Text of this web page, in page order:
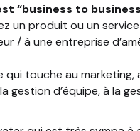
“business to
un produit ou un
/ à une entreprise
qui touche au marketing,
gestion d’équipe, à la